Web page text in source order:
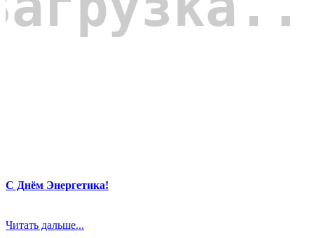
С Днём Энергетика!
Читать дальше...